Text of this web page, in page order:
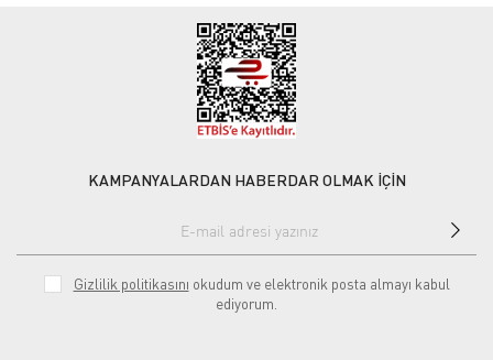
KAMPANYALARDAN HABERDAR OLMAK İÇİN
Gizlilik politikasını okudum ve elektronik posta almayı kabul
ediyorum.